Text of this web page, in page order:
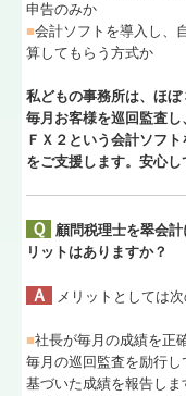
申告のみか
■会計ソフトを導入し、
算してもらう方式か
私どもの事務所は、ほぼ
毎月お客様を巡回監査
ＦＸ２という会計ソフ
をご支援します。安心し
Ｑ
顧問税理士を翠会
リットはありますか？
Ａ メリットとしては
■社長が毎月の成績を正
毎月の巡回監査を励行
基づいた成績を報告しま